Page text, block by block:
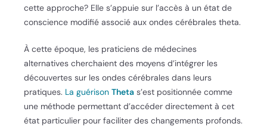
cette approche? Elle s’appuie sur l’accès à un état de
conscience modifié associé aux ondes cérébrales theta.
À cette époque, les praticiens de médecines
alternatives cherchaient des moyens d’intégrer les
découvertes sur les ondes cérébrales dans leurs
pratiques. La guérison Theta s’est positionnée comme
une méthode permettant d’accéder directement à cet
état particulier pour faciliter des changements profonds.